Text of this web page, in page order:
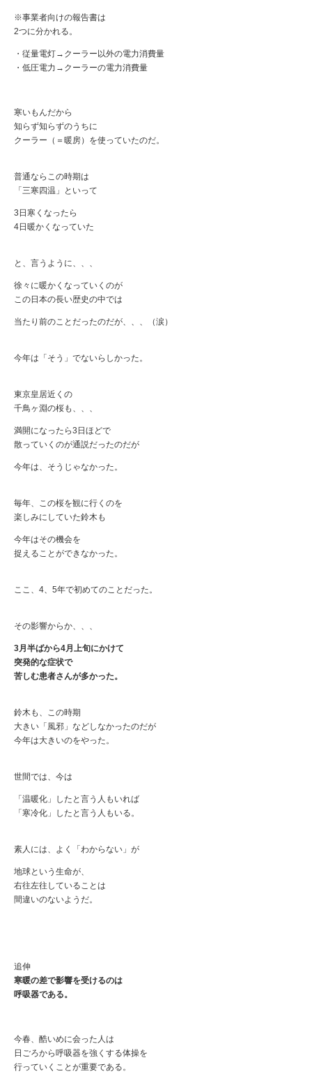
※事業者向けの報告書は
2つに分かれる。
・従量電灯→クーラー以外の電力消費量
・低圧電力→クーラーの電力消費量
寒いもんだから
知らず知らずのうちに
クーラー（＝暖房）を使っていたのだ。
普通ならこの時期は
「三寒四温」といって
3日寒くなったら
4日暖かくなっていた
と、言うように、、、
徐々に暖かくなっていくのが
この日本の長い歴史の中では
当たり前のことだったのだが、、、（涙）
今年は「そう」でないらしかった。
東京皇居近くの
千鳥ヶ淵の桜も、、、
満開になったら3日ほどで
散っていくのが通説だったのだが
今年は、そうじゃなかった。
毎年、この桜を観に行くのを
楽しみにしていた鈴木も
今年はその機会を
捉えることができなかった。
ここ、4、5年で初めてのことだった。
その影響からか、、、
3月半ばから4月上旬にかけて
突発的な症状で
苦しむ患者さんが多かった。
鈴木も、この時期
大きい「風邪」などしなかったのだが
今年は大きいのをやった。
世間では、今は
「温暖化」したと言う人もいれば
「寒冷化」したと言う人もいる。
素人には、よく「わからない」が
地球という生命が、
右往左往していることは
間違いのないようだ。
追伸
寒暖の差で影響を受けるのは
呼吸器である。
今春、酷いめに会った人は
日ごろから呼吸器を強くする体操を
行っていくことが重要である。